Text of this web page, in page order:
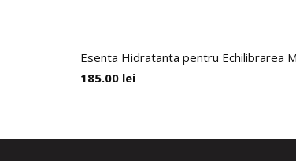
Esenta Hidratanta pentru Echilibrarea
185.00 lei